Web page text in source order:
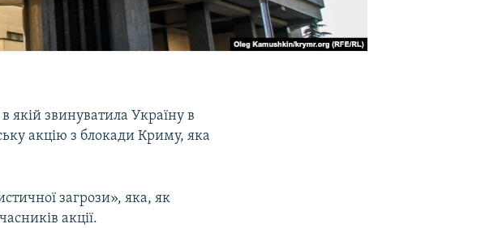
якій звинуватила Україну в
акцію з блокади Криму, яка
загрози», яка, як
акції.